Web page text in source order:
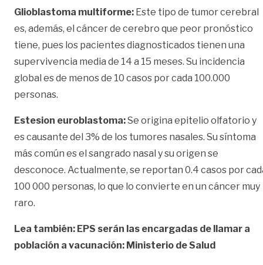
Glioblastoma multiforme: Este tipo de tumor cerebral
es, además, el cáncer de cerebro que peor pronóstico
tiene, pues los pacientes diagnosticados tienen una
supervivencia media de 14 a 15 meses. Su incidencia
global es de menos de 10 casos por cada 100.000
personas.
Estesion euroblastoma:Se origina epitelio olfatorio y
es causante del 3% de los tumores nasales. Su síntoma
más común es el sangrado nasal y su origen se
desconoce. Actualmente, se reportan 0.4 casos por
100 000 personas, lo que lo convierte en un cáncer muy
raro.
Lea también: EPS serán las encargadas de llamar a
población a vacunación: Ministerio de Salud